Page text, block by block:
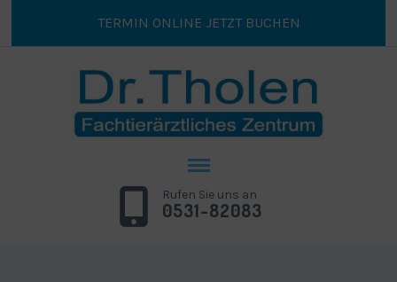
TERMIN ONLINE JETZT BUCHEN
Rufen Sie uns an
0531-82083